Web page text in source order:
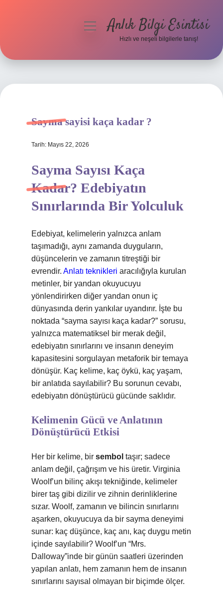
Hakkımızda
menüyüAnlık Bilgi Esintisi
Hızlı ve neşeli bilgilerle tanış!
Sayma sayisi kaça kadar ?
Tarih: Mayıs 22, 2026
Sayma Sayısı Kaça
Kadar? Edebiyatın
Sınırlarında Bir Yolculuk
Edebiyat, kelimelerin yalnızca anlam
taşımadığı, aynı zamanda duyguların,
düşüncelerin ve zamanın titreştiği bir
evrendir. Anlatı teknikleri aracılığıyla kurulan
metinler, bir yandan okuyucuyu
yönlendirirken diğer yandan onun iç
dünyasında derin yankılar uyandırır. İşte bu
noktada “sayma sayısı kaça kadar?” sorusu,
yalnızca matematiksel bir merak değil,
edebiyatın sınırlarını ve insanın deneyim
kapasitesini sorgulayan metaforik bir temaya
dönüşür. Kaç kelime, kaç öykü, kaç yaşam,
bir anlatıda sayılabilir? Bu sorunun cevabı,
edebiyatın dönüştürücü gücünde saklıdır.
Kelimenin Gücü ve Anlatının
Dönüştürücü Etkisi
Her bir kelime, bir sembol taşır; sadece
anlam değil, çağrışım ve his üretir. Virginia
Woolf’un bilinç akışı tekniğinde, kelimeler
birer taş gibi dizilir ve zihnin derinliklerine
sızar. Woolf, zamanın ve bilincin sınırlarını
aşarken, okuyucuya da bir sayma deneyimi
sunar: kaç düşünce, kaç anı, kaç duygu metin
içinde sayılabilir? Woolf’un “Mrs.
Dalloway”inde bir günün saatleri üzerinden
yapılan anlatı, hem zamanın hem de insanın
sınırlarını sayısal olmayan bir biçimde ölçer.